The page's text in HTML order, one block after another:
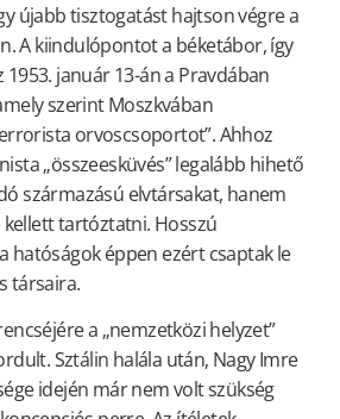
újabb tisztogatást hajtson végre a
A kiindulópontot a béketábor, így
1953. január 13-án a Pravdában
szerint Moszkvában
orvoscsoportot”. Ahhoz
„összeesküvés” legalább hihető
származású elvtársakat, hanem
kellett tartóztatni. Hosszú
hatóságok éppen ezért csaptak le
társaira.
a „nemzetközi helyzet”
Sztálin halála után, Nagy Imre
idején már nem volt szükség